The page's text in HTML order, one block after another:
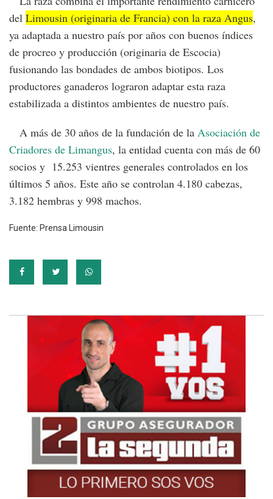
del Limousin (originaria de Francia) con la raza Angus,
ya adaptada a nuestro país por años con buenos índices
de procreo y producción (originaria de Escocia)
fusionando las bondades de ambos biotipos. Los
productores ganaderos lograron adaptar esta raza
estabilizada a distintos ambientes de nuestro país.
A más de 30 años de la fundación de la Asociación de
Criadores de Limangus, la entidad cuenta con más de 60
socios y 15.253 vientres generales controlados en los
últimos 5 años. Este año se controlan 4.180 cabezas,
3.182 hembras y 998 machos.
Fuente: Prensa Limousin